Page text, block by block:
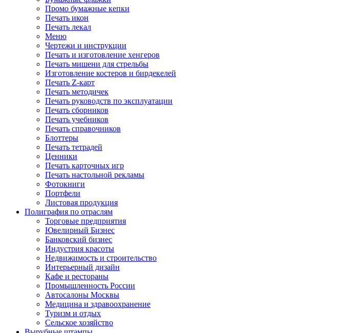
Промо бумажные кепки
Печать икон
Печать лекал
Меню
Чертежи и инструкции
Печать и изготовление хенгеров
Печать мишени для стрельбы
Изготовление костеров и бирдекелей
Печать Z-карт
Печать методичек
Печать руководств по эксплуатации
Печать сборников
Печать учебников
Печать справочников
Блоттеры
Печать тетрадей
Ценники
Печать карточных игр
Печать настольной рекламы
Фотокниги
Портфели
Листовая продукция
Полиграфия по отраслям
Торговые предприятия
Ювелирный Бизнес
Банковский бизнес
Индустрия красоты
Недвижимость и строительство
Интерьерный дизайн
Кафе и рестораны
Промышленность России
Автосалоны Москвы
Медицина и здравоохранение
Туризм и отдых
Сельское хозяйство